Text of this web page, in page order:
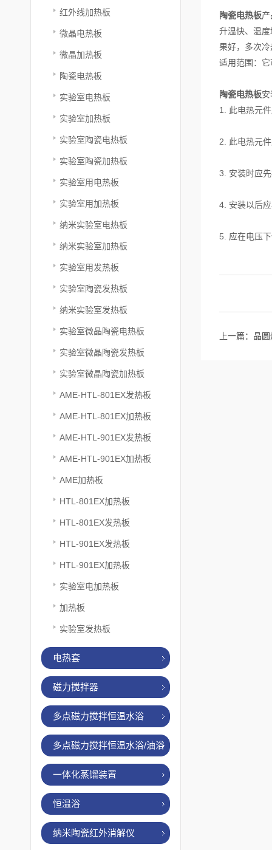
红外线加热板
微晶电热板
微晶加热板
陶瓷电热板
实验室电热板
实验室加热板
实验室陶瓷电热板
实验室陶瓷加热板
实验室用电热板
实验室用加热板
纳米实验室电热板
纳米实验室加热板
实验室用发热板
实验室陶瓷发热板
纳米实验室发热板
实验室微晶陶瓷电热板
实验室微晶陶瓷发热板
实验室微晶陶瓷加热板
AME-HTL-801EX发热板
AME-HTL-801EX加热板
AME-HTL-901EX发热板
AME-HTL-901EX加热板
AME加热板
HTL-801EX加热板
HTL-801EX发热板
HTL-901EX发热板
HTL-901EX加热板
实验室电加热板
加热板
实验室发热板
电热套
磁力搅拌器
多点磁力搅拌恒温水浴
多点磁力搅拌恒温水浴/油浴
一体化蒸馏装置
恒温浴
纳米陶瓷红外消解仪
陶瓷电热板
升温快、温
果好，多次
适用范围：
陶瓷电热板
1. 此电热元
2. 此电热元
3. 安装时应
4. 安装以后
5. 应在电压
上一篇： 晶